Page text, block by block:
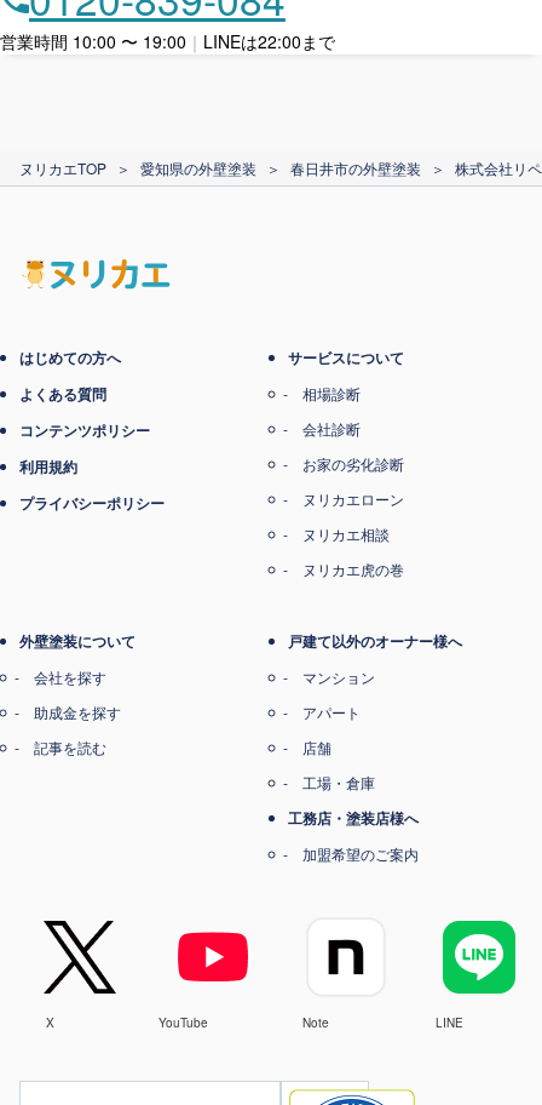
ローン利用
カード支払い
営業時間 10:00 〜 19:00 ｜ LINEは22:00まで
ヌリカエTOP ＞ 愛知県の外壁塗装 ＞ 春日井市の外壁塗装 ＞ 株式会社リ
はじめての方へ
よくある質問
コンテンツポリシー
利用規約
プライバシーポリシー
サービスについて
相場診断
会社診断
お家の劣化診断
ヌリカエローン
ヌリカエ相談
ヌリカエ虎の巻
外壁塗装について
会社を探す
助成金を探す
記事を読む
戸建て以外のオーナー様へ
マンション
アパート
店舗
工場・倉庫
工務店・塗装店様へ
加盟希望のご案内
X YouTube Note LINE